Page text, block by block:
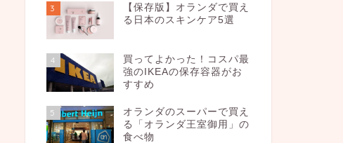
3
【保存版】オランダで買え
る日本のスキンケア5選
4
買ってよかった！コスパ最
強のIKEAの保存容器がお
すすめ
5
オランダのスーパーで買え
る「オランダ王室御用」の
食べ物